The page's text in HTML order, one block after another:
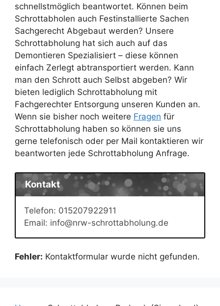
schnellstmöglich beantwortet. Können beim
Schrottabholen auch Festinstallierte Sachen
Sachgerecht Abgebaut werden? Unsere
Schrottabholung hat sich auch auf das
Demontieren Spezialisiert – diese können
einfach Zerlegt abtransportiert werden. Kann
man den Schrott auch Selbst abgeben? Wir
bieten lediglich Schrottabholung mit
Fachgerechter Entsorgung unseren Kunden an.
Wenn sie bisher noch weitere Fragen für
Schrottabholung haben so können sie uns
gerne telefonisch oder per Mail kontaktieren wir
beantworten jede Schrottabholung Anfrage.
Kontakt
Telefon: 015207922911
Email: info@nrw-schrottabholung.de
Fehler: Kontaktformular wurde nicht gefunden.